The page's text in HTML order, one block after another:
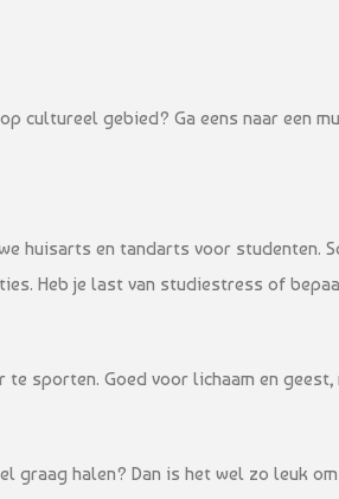
cultureel gebied? Ga eens naar een
huisarts en tandarts voor studenten.
Heb je last van studiestress of
sporten. Goed voor lichaam en
graag halen? Dan is het wel zo leuk